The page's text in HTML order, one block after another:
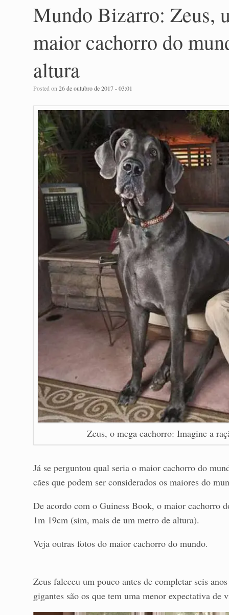
Mundo Bizarro: Zeus,
maior cachorro do
altura
Posted on26 de outubro de 2017 - 03:01
Zeus, o mega cachorro: Imagine a
Já se perguntou qual seria o maior cachorro do
cães que podem ser considerados os maiores do
De acordo com o Guiness Book, o maior cachorro
1m 19cm (sim, mais de um metro de altura).
Veja outras fotos do maior cachorro do mundo.
Zeus faleceu um pouco antes de completar seis
gigantes são os que tem uma menor expectativa de